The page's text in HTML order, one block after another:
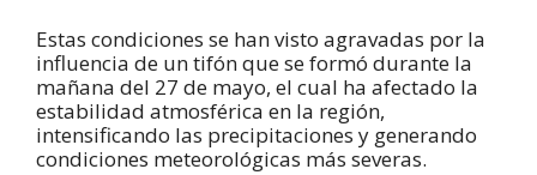
Estas condiciones se han visto agravadas por la
influencia de un tifón que se formó durante la
mañana del 27 de mayo, el cual ha afectado la
estabilidad atmosférica en la región,
intensificando las precipitaciones y generando
condiciones meteorológicas más severas.